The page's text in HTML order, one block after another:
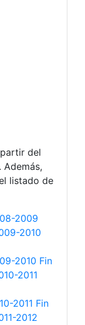
del
listado de
2009
2010
2010 Fin
2011
2011 Fin
2012